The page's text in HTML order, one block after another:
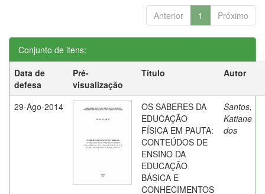
Anterior 1 Próximo
Conjunto de itens:
Data de
defesa
Pré-
visualização
Título Autor
29-Ago-2014
OS SABERES DA
EDUCAÇÃO
FÍSICA EM PAUTA:
CONTEÚDOS DE
ENSINO DA
EDUCAÇÃO
BÁSICA E
CONHECIMENTOS
Santos,
Katiane
dos